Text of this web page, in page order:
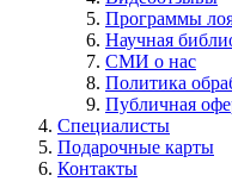
Программы
Научная
СМИ о нас
Политика
Публичная
Специалисты
Подарочные карты
Контакты